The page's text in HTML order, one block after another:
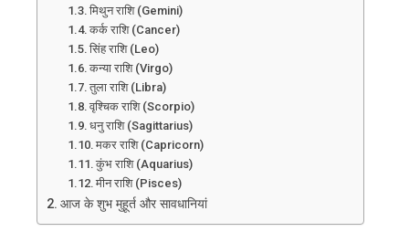
मिथुन राशि (Gemini)
कर्क राशि (Cancer)
सिंह राशि (Leo)
कन्या राशि (Virgo)
तुला राशि (Libra)
वृश्चिक राशि (Scorpio)
धनु राशि (Sagittarius)
मकर राशि (Capricorn)
कुंभ राशि (Aquarius)
मीन राशि (Pisces)
आज के शुभ मुहूर्त और सावधानियां